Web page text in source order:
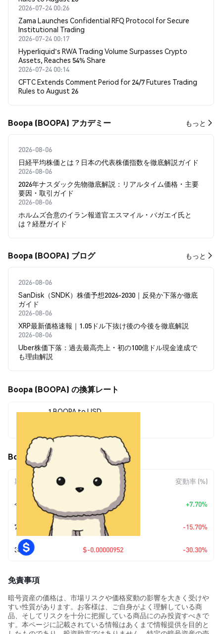
2026-07-24 00:26
Zama Launches Confidential RFQ Protocol for Secure
Institutional Trading
2026-07-24 00:17
Hyperliquid's RWA Trading Volume Surpasses Crypto
Assets, Reaches 54% Share
2026-07-24 00:14
CFTC Extends Comment Period for 24/7 Futures Trading
Rules to August 26
Boopa (BOOPA) アカデミー もっと
2026-08-06
日経平均株価とは？日本の代表株価指数を徹底解説ガイド
2026-08-06
2026年ナスダック先物徹底解説：リアルタイム価格・主要
要因・取引ガイド
2026-08-06
ホルムズ合意のイラン報道官エスマイル・バガエイ氏と
は？経歴ガイド
Boopa (BOOPA) ブログ もっと
2026-08-06
SanDisk（SNDK）株価予想2026-2030｜反発か下落か徹底
ガイド
2026-08-06
XRP最新価格速報｜1.05ドル下抜け後の今後を徹底解説
2026-08-06
Uber株価下落：過去最高売上・初の100億ドル現金達成で
も理由解説
Boopa (BOOPA) の換算レート
1 BOOPA to USD
Boopa (BOOPA) の価格変動
期間 金額変動 変動率 (%)
今日 $0.00000157 +7.70%
7日 $-0.00000408 -15.70%
30日 $-0.00000952 -30.30%
免責事項
暗号資産の価格は、市場リスクや価格変動の影響を大きく受けや
すい性質があります。お客様は、ご自身がよく理解している商
品、そしてリスクを十分に把握している商品にのみ投資すべきで
す。本ページに記載されている情報はあくまで情報提供を目的と